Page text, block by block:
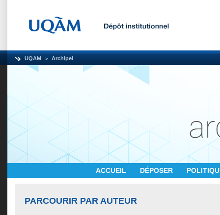
UQAM Archipel
ACCUEIL DÉPOSER
PARCOURIR PAR AUTEUR